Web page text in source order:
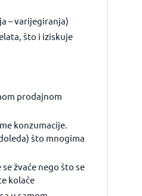
– varijegiranja)
što i iziskuje
prodajnom
konzumacije.
što mnogima
žvaće nego što se
kolače